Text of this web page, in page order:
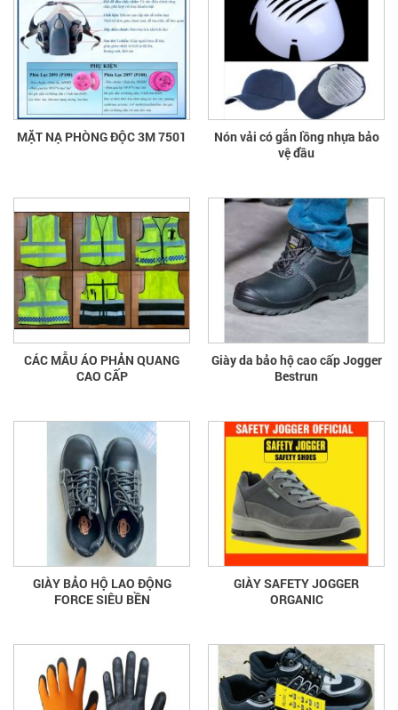
MẶT NẠ PHÒNG ĐỘC 3M 7501
Nón vải có gắn lồng nhựa bảo
vệ đầu
CÁC MẪU ÁO PHẢN QUANG
CAO CẤP
Giày da bảo hộ cao cấp Jogger
Bestrun
GIÀY BẢO HỘ LAO ĐỘNG
FORCE SIÊU BỀN
GIÀY SAFETY JOGGER
ORGANIC